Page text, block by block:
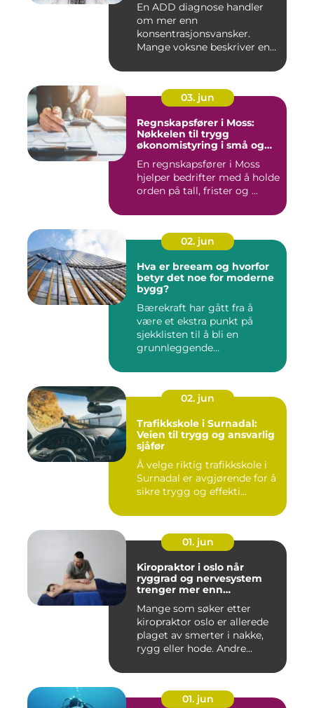
En ADD diagnose handler
om mer enn
konsentrasjonsvansker.
Mange voksne beskriver en
03. jun
Regnskapsfører i Moss:
Nøkkelen til trygg
økonomistyring i små og
En regnskapsfører i Moss
hjelper bedrifter med å holde
orden på tall, frister og ...
02. jun
Hva er breeam og hvorfor
betyr det noe for moderne
bygg?
Bærekraft har gått fra å
være et ekstra punkt på
sjekklisten til å bli en
grunnleggende
02. jun
Trafikkskole i Surnadal:
Veien til trygg og ansvarlig
sjåfør
Å velge riktig trafikkskole i
Surnadal er avgjørende for å
sikre trygg og effekti...
01. jun
Kiropraktor i oslo når
ryggrad og nervesystem
trenger mer enn
Mange som søker etter
kiropraktor oslo er allerede
plaget av smerter i nakke,
rygg eller hode. Andre...
01. jun